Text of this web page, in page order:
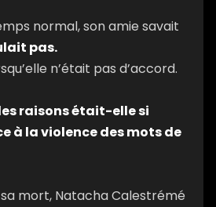
normal, son amie savait
pas.
n’était pas d’accord.
raisons était-elle si
à la violence des mots de
mort, Natacha Calestrémé